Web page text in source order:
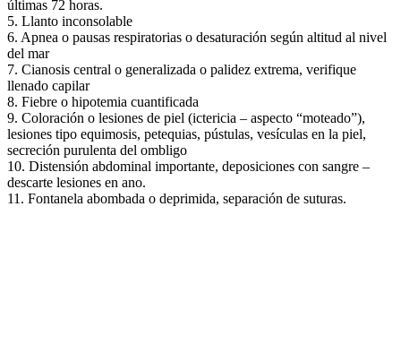
últimas 72 horas.
5. Llanto inconsolable
6. Apnea o pausas respiratorias o desaturación según altitud al nivel
del mar
7. Cianosis central o generalizada o palidez extrema, verifique
llenado capilar
8. Fiebre o hipotemia cuantificada
9. Coloración o lesiones de piel (ictericia – aspecto “moteado”),
lesiones tipo equimosis, petequias, pústulas, vesículas en la piel,
secreción purulenta del ombligo
10. Distensión abdominal importante, deposiciones con sangre –
descarte lesiones en ano.
11. Fontanela abombada o deprimida, separación de suturas.